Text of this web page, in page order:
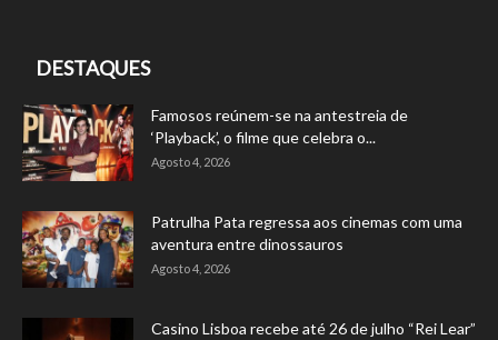
DESTAQUES
Famosos reúnem-se na antestreia de
‘Playback’, o filme que celebra o...
Agosto 4, 2026
Patrulha Pata regressa aos cinemas com uma
aventura entre dinossauros
Agosto 4, 2026
Casino Lisboa recebe até 26 de julho “Rei Lear”